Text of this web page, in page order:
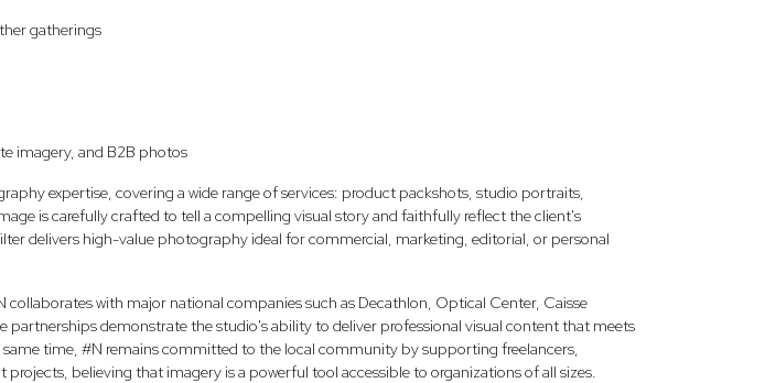
gatherings
imagery, and B2B photos
expertise, covering a wide range of services: product packshots, studio portraits,
is carefully crafted to tell a compelling visual story and faithfully reflect the client's
delivers high-value photography ideal for commercial, marketing, editorial, or personal
collaborates with major national companies such as Decathlon, Optical Center, Caisse
partnerships demonstrate the studio's ability to deliver professional visual content that meets
time, #N remains committed to the local community by supporting freelancers,
believing that imagery is a powerful tool accessible to organizations of all sizes.